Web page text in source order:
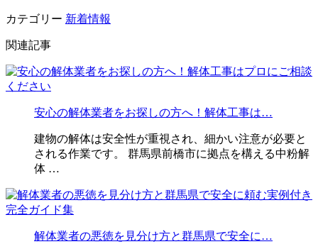
カテゴリー 新着情報
関連記事
安心の解体業者をお探しの方へ！解体工事は…
建物の解体は安全性が重視され、細かい注意が必要と
される作業です。 群馬県前橋市に拠点を構える中粉解
体 …
解体業者の悪徳を見分け方と群馬県で安全に…